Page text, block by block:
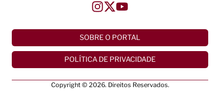
SOBRE O PORTAL
POLÍTICA DE PRIVACIDADE
Copyright © 2026. Direitos Reservados.